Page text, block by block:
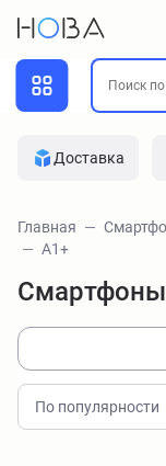
Доставка
Главная
A1+
Смартфоны
По популярности